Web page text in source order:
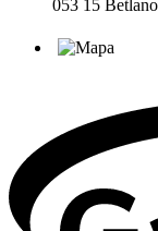
053 15